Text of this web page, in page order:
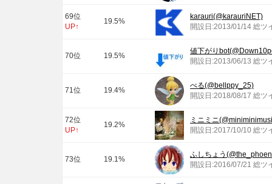
69位
UP↑
19.5%
karauri(@karauriNET)
開設日:2013/01/14 総ツ
70位 19.5%
値下がり
開設日:2013/06/13 総ツ
71位 19.4%
べる(@bellppy_25)
開設日:2018/08/17 総ツ
72位
UP↑
19.2%
ミニミニ
開設日:2017/10/10 総ツ
73位 19.1%
ふしちょう
開設日:2016/07/21 総ツ